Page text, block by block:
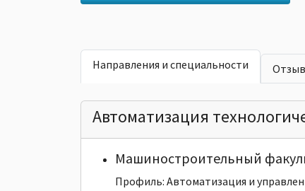
Направления и специальности
Автоматизация
Машиностроительный
Профиль: Автоматизация и